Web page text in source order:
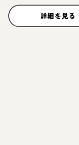
詳細を見る